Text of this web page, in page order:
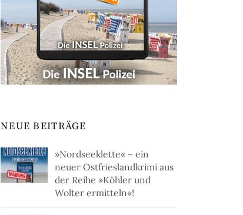
NEUE BEITRÄGE
»Nordseeklette« – ein
neuer Ostfrieslandkrimi aus
der Reihe »Köhler und
Wolter ermitteln«!